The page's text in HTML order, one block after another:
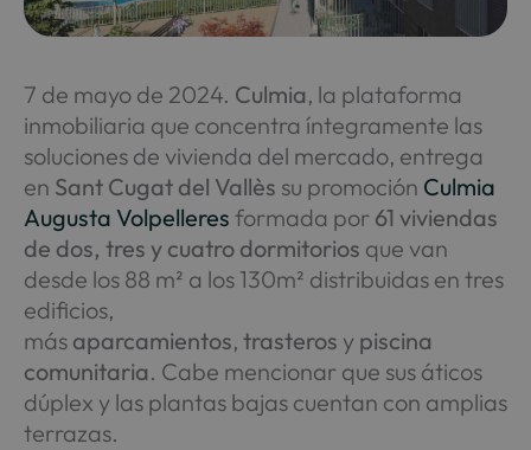
7 de mayo de 2024. Culmia, la plataforma
inmobiliaria que concentra íntegramente las
soluciones de vivienda del mercado, entrega
en Sant Cugat del Vallès su promoción Culmia
Augusta Volpelleres formada por61 viviendas
de dos, tres y cuatro dormitorios que van
desde los 88 m² a los 130m² distribuidas en tres
edificios,
más aparcamientos, trasteros y piscina
comunitaria. Cabe mencionar que sus áticos
dúplex y las plantas bajas cuentan con amplias
terrazas.